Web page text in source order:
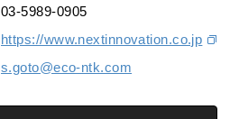
03-5989-0905
https://www.nextinnovation.co.jp
s.goto@eco-ntk.com